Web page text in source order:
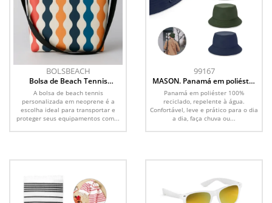
BOLSBEACH
Bolsa de Beach Tennis
Personalizada
A bolsa de beach tennis
personalizada em neoprene é a
escolha ideal para transportar e
proteger seus equipamentos com...
99167
MASON. Panamá em poliéster
100% reciclado
Panamá em poliéster 100%
reciclado, repelente à água.
Confortável, leve e prático para o dia
a dia, faça chuva ou...